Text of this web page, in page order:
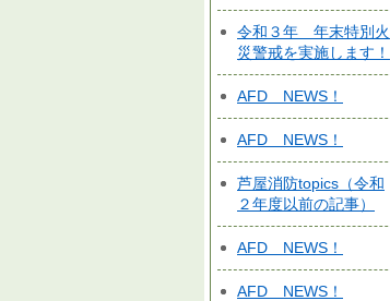
令和３年 年末特別火
災警戒を実施します！
AFD NEWS！
AFD NEWS！
芦屋消防topics（令和
２年度以前の記事）
AFD NEWS！
AFD NEWS！